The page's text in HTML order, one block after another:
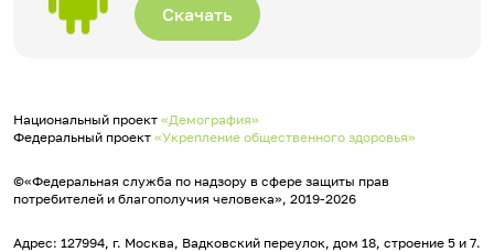
Скачать
Национальный проект «Демография»
Федеральный проект «Укрепление общественного здоровья»
©«Федеральная служба по надзору в сфере защиты прав
потребителей и благополучия человека», 2019-2026
Адрес: 127994, г. Москва, Вадковский переулок, дом 18, строение 5 и 7.